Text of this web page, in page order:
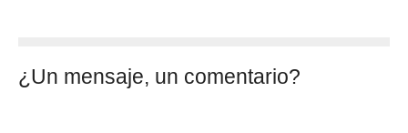
¿Un mensaje, un comentario?